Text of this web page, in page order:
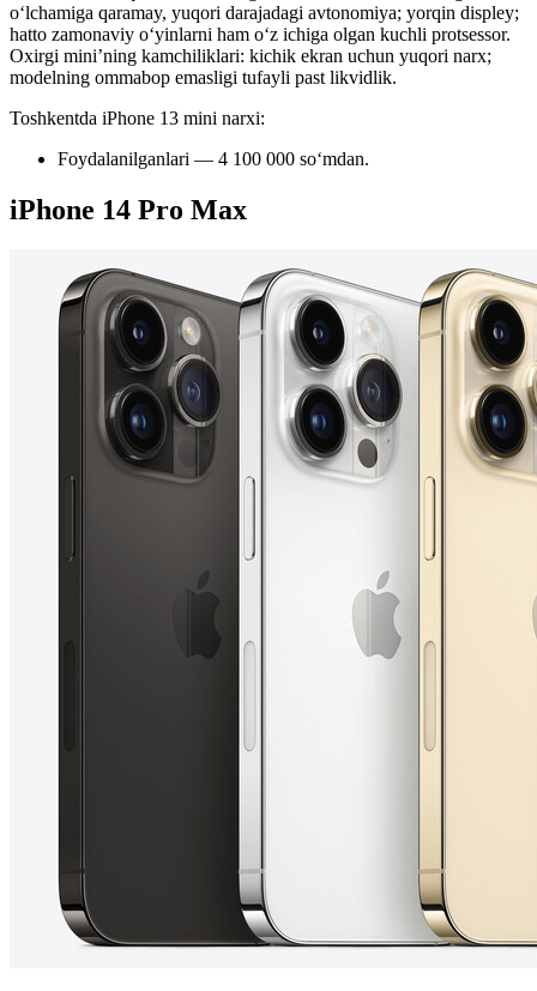
o‘lchamiga qaramay, yuqori darajadagi avtonomiya; yorqin displey;
hatto zamonaviy o‘yinlarni ham o‘z ichiga olgan kuchli protsessor.
Oxirgi mini’ning kamchiliklari: kichik ekran uchun yuqori narx;
modelning ommabop emasligi tufayli past likvidlik.
Toshkentda iPhone 13 mini narxi:
Foydalanilganlari — 4 100 000 soʻmdan.
iPhone 14 Pro Max